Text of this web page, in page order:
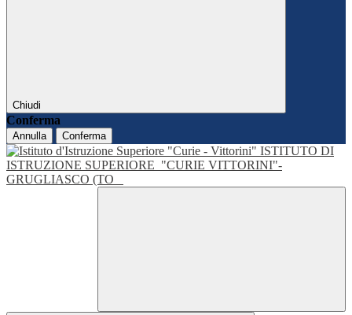
Chiudi
Conferma
Annulla Conferma
ISTITUTO DI
ISTRUZIONE SUPERIORE "CURIE VITTORINI"-
GRUGLIASCO (TO